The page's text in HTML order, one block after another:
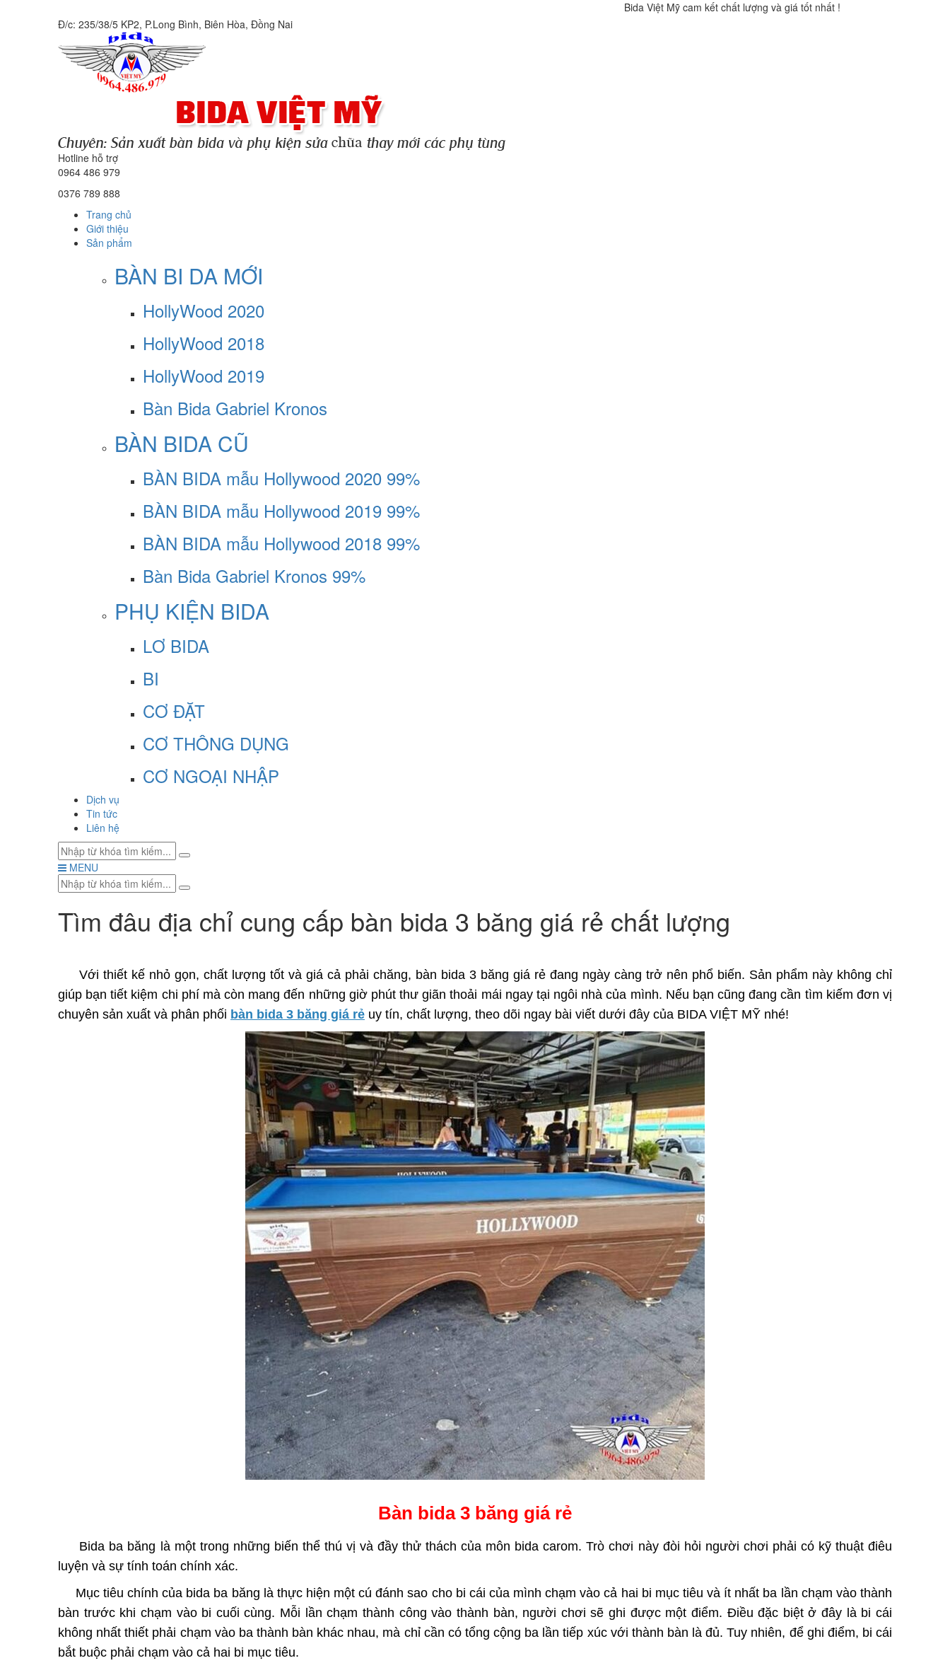
Bida Việt Mỹ cam kết chất lượng và giá tốt nhất !
Đ/c: 235/38/5 KP2, P.Long Bình, Biên Hòa, Đồng Nai
Hotline hỗ trợ
0964 486 979
0376 789 888
Trang chủ
Giới thiệu
Sản phẩm
BÀN BI DA MỚI
HollyWood 2020
HollyWood 2018
HollyWood 2019
Bàn Bida Gabriel Kronos
BÀN BIDA CŨ
BÀN BIDA mẫu Hollywood 2020 99%
BÀN BIDA mẫu Hollywood 2019 99%
BÀN BIDA mẫu Hollywood 2018 99%
Bàn Bida Gabriel Kronos 99%
PHỤ KIỆN BIDA
LƠ BIDA
BI
CƠ ĐẶT
CƠ THÔNG DỤNG
CƠ NGOẠI NHẬP
Dịch vụ
Tin tức
Liên hệ
MENU
Tìm đâu địa chỉ cung cấp bàn bida 3 băng giá rẻ chất lượng
Với thiết kế nhỏ gọn, chất lượng tốt và giá cả phải chăng, bàn bida 3 băng giá rẻ đang ngày càng trở nên phổ biến. Sản phẩm này không chỉ
giúp bạn tiết kiệm chi phí mà còn mang đến những giờ phút thư giãn thoải mái ngay tại ngôi nhà của mình. Nếu bạn cũng đang cần tìm kiếm đơn vị
chuyên sản xuất và phân phối bàn bida 3 băng giá rẻ uy tín, chất lượng, theo dõi ngay bài viết dưới đây của BIDA VIỆT MỸ nhé!
Bàn bida 3 băng giá rẻ
Bida ba băng là một trong những biến thể thú vị và đầy thử thách của môn bida carom. Trò chơi này đòi hỏi người chơi phải có kỹ thuật điêu
luyện và sự tính toán chính xác.
Mục tiêu chính của bida ba băng là thực hiện một cú đánh sao cho bi cái của mình chạm vào cả hai bi mục tiêu và ít nhất ba lần chạm vào thành
bàn trước khi chạm vào bi cuối cùng. Mỗi lần chạm thành công vào thành bàn, người chơi sẽ ghi được một điểm. Điều đặc biệt ở đây là bi cái
không nhất thiết phải chạm vào ba thành bàn khác nhau, mà chỉ cần có tổng cộng ba lần tiếp xúc với thành bàn là đủ. Tuy nhiên, để ghi điểm, bi cái
bắt buộc phải chạm vào cả hai bi mục tiêu.